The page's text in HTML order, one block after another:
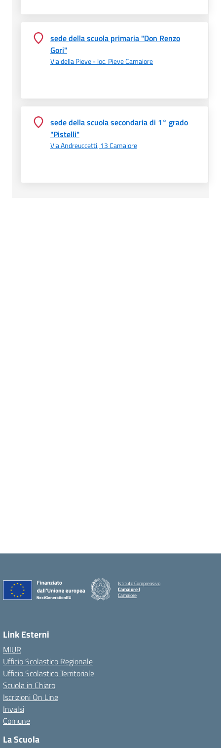
sede della scuola primaria "Don Renzo
Gori"
Via della Pieve - loc. Pieve Camaiore
sede della scuola secondaria di 1° grado
"Pistelli"
Via Andreuccetti, 13 Camaiore
Istituto Comprensivo
Camaiore I
Camaiore
Link Esterni
MIUR
Ufficio Scolastico Regionale
Ufficio Scolastico Territoriale
Scuola in Chiaro
Iscrizioni On Line
Invalsi
Comune
La Scuola